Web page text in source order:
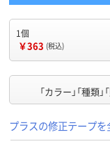
1個
￥363 (税込)
「カラー」「種類
プラスの修正テープを